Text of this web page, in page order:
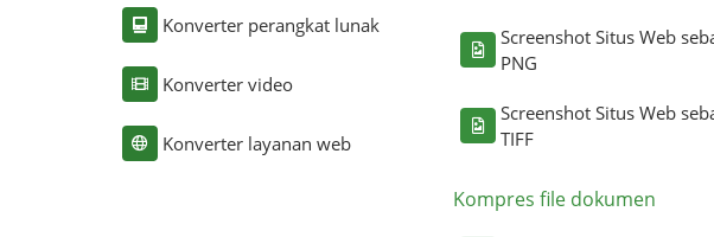
Konverter perangkat lunak
Konverter video
Konverter layanan web
Screenshot Situs Web
PNG
Screenshot Situs Web
TIFF
Kompres file dokumen